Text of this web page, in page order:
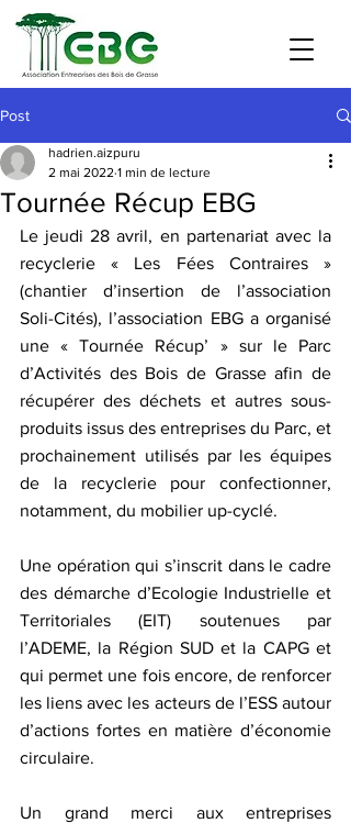
Post
Tournée Récup EBG
hadrien.aizpuru
2 mai 2022 1 min de lecture
Le jeudi 28 avril, en partenariat avec la
recyclerie « Les Fées Contraires »
(chantier d’insertion de l’association
Soli-Cités), l’association EBG a organisé
une « Tournée Récup’ » sur le Parc
d’Activités des Bois de Grasse afin de
récupérer des déchets et autres sous-
produits issus des entreprises du Parc, et
prochainement utilisés par les équipes
de la recyclerie pour confectionner,
notamment, du mobilier up-cyclé.
Une opération qui s’inscrit dans le cadre
des démarche d’Ecologie Industrielle et
Territoriales (EIT) soutenues par
l’ADEME, la Région SUD et la CAPG et
qui permet une fois encore, de renforcer
les liens avec les acteurs de l’ESS autour
d’actions fortes en matière d’économie
circulaire.
Un grand merci aux entreprises